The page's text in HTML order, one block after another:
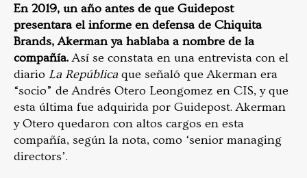
En 2019, un año antes de que Guidepost
presentara el informe en defensa de Chiquita
Brands, Akerman ya hablaba a nombre de la
compañía.Así se constata en una entrevista con el
diario La República que señaló que Akerman era
“socio” de Andrés Otero Leongomez en CIS, y que
esta última fue adquirida por Guidepost. Akerman
y Otero quedaron con altos cargos en esta
compañía, según la nota, como ‘senior managing
directors’.